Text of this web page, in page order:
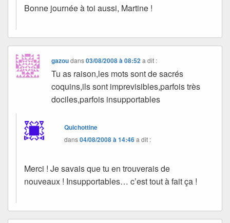
Bonne journée à toi aussi, Martine !
gazoudans03/08/2008 à 08:52 a dit :
Tu as raison,les mots sont de sacrés
coquins,ils sont imprevisibles,parfois très
dociles,parfois insupportables
Quichottine
dans04/08/2008 à 14:46a dit :
Merci ! Je savais que tu en trouverais de
nouveaux ! Insupportables… c’est tout à fait ça !